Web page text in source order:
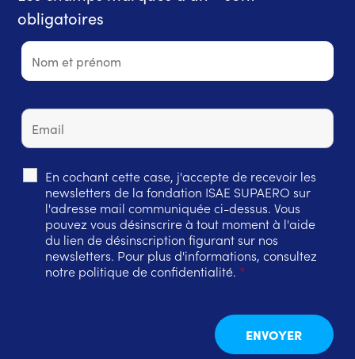
obligatoires
En cochant cette case, j'accepte de recevoir les
newsletters de la fondation ISAE SUPAERO sur
l'adresse mail communiquée ci-dessus. Vous
pouvez vous désinscrire à tout moment à l'aide
du lien de désinscription figurant sur nos
newsletters. Pour plus d'informations, consultez
notre politique de confidentialité. *